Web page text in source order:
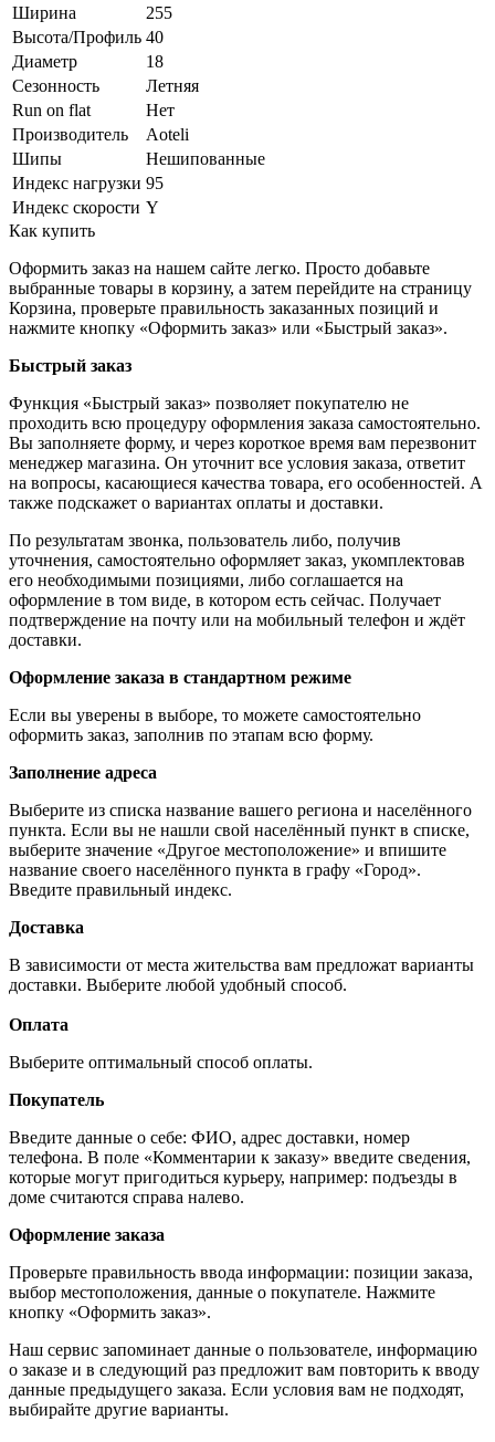
Ширина
255
Высота/Профиль 40
Диаметр
18
Сезонность
Летняя
Run on flat
Нет
Производитель
Aoteli
Шипы
Нешипованные
Индекс нагрузки 95
Индекс скорости Y
Как купить
Оформить заказ на нашем сайте легко. Просто добавьте
выбранные товары в корзину, а затем перейдите на страницу
Корзина, проверьте правильность заказанных позиций и
нажмите кнопку «Оформить заказ» или «Быстрый заказ».
Быстрый заказ
Функция «Быстрый заказ» позволяет покупателю не
проходить всю процедуру оформления заказа самостоятельно.
Вы заполняете форму, и через короткое время вам перезвонит
менеджер магазина. Он уточнит все условия заказа, ответит
на вопросы, касающиеся качества товара, его особенностей. А
также подскажет о вариантах оплаты и доставки.
По результатам звонка, пользователь либо, получив
уточнения, самостоятельно оформляет заказ, укомплектовав
его необходимыми позициями, либо соглашается на
оформление в том виде, в котором есть сейчас. Получает
подтверждение на почту или на мобильный телефон и ждёт
доставки.
Оформление заказа в стандартном режиме
Если вы уверены в выборе, то можете самостоятельно
оформить заказ, заполнив по этапам всю форму.
Заполнение адреса
Выберите из списка название вашего региона и населённого
пункта. Если вы не нашли свой населённый пункт в списке,
выберите значение «Другое местоположение» и впишите
название своего населённого пункта в графу «Город».
Введите правильный индекс.
Доставка
В зависимости от места жительства вам предложат варианты
доставки. Выберите любой удобный способ.
Оплата
Выберите оптимальный способ оплаты.
Покупатель
Введите данные о себе: ФИО, адрес доставки, номер
телефона. В поле «Комментарии к заказу» введите сведения,
которые могут пригодиться курьеру, например: подъезды в
доме считаются справа налево.
Оформление заказа
Проверьте правильность ввода информации: позиции заказа,
выбор местоположения, данные о покупателе. Нажмите
кнопку «Оформить заказ».
Наш сервис запоминает данные о пользователе, информацию
о заказе и в следующий раз предложит вам повторить к вводу
данные предыдущего заказа. Если условия вам не подходят,
выбирайте другие варианты.